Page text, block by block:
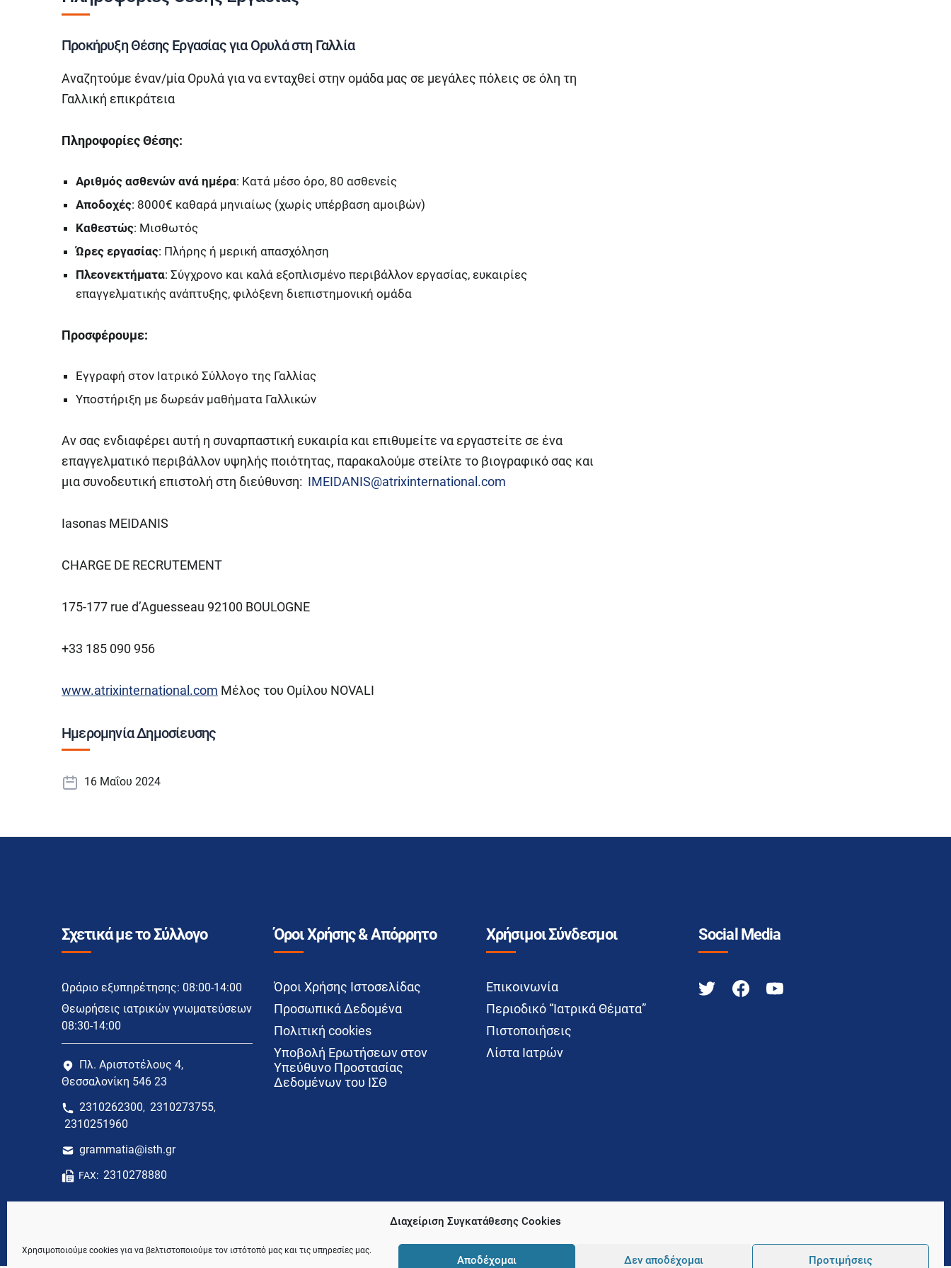
Διαχείριση Συγκατάθεσης Cookies
Χρησιμοποιούμε cookies για να βελτιστοποιούμε τον ιστότοπό μας και τις υπηρεσίες μας.
Αποδέχομαι Δεν αποδέχομαι Προτιμήσεις
Προκήρυξη Θέσης Εργασίας για Ορυλά στη Γαλλία
Αναζητούμε έναν/μία Ορυλά για να ενταχθεί στην ομάδα μας σε μεγάλες πόλεις σε όλη τη
Γαλλική επικράτεια
Πληροφορίες Θέσης:
Αριθμός ασθενών ανά ημέρα: Κατά μέσο όρο, 80 ασθενείς
Αποδοχές: 8000€ καθαρά μηνιαίως (χωρίς υπέρβαση αμοιβών)
Καθεστώς: Μισθωτός
Ώρες εργασίας: Πλήρης ή μερική απασχόληση
Πλεονεκτήματα: Σύγχρονο και καλά εξοπλισμένο περιβάλλον εργασίας, ευκαιρίες
επαγγελματικής ανάπτυξης, φιλόξενη διεπιστημονική ομάδα
Προσφέρουμε:
Εγγραφή στον Ιατρικό Σύλλογο της Γαλλίας
Υποστήριξη με δωρεάν μαθήματα Γαλλικών
Αν σας ενδιαφέρει αυτή η συναρπαστική ευκαιρία και επιθυμείτε να εργαστείτε σε ένα
επαγγελματικό περιβάλλον υψηλής ποιότητας, παρακαλούμε στείλτε το βιογραφικό σας και
μια συνοδευτική επιστολή στη διεύθυνση: IMEIDANIS@atrixinternational.com
Iasonas MEIDANIS
CHARGE DE RECRUTEMENT
175-177 rue d’Aguesseau 92100 BOULOGNE
+33 185 090 956
www.atrixinternational.com Μέλος του Ομίλου NOVALI
Ημερομηνία Δημοσίευσης
16 Μαΐου 2024
Σχετικά με το Σύλλογο
Ωράριο εξυπηρέτησης: 08:00-14:00
Θεωρήσεις ιατρικών γνωματεύσεων
08:30-14:00
Πλ. Αριστοτέλους 4,
Θεσσαλονίκη 546 23
2310262300, 2310273755,
2310251960
grammatia@isth.gr
FAX: 2310278880
Όροι Χρήσης & Απόρρητο
Όροι Χρήσης Ιστοσελίδας
Προσωπικά Δεδομένα
Πολιτική cookies
Υποβολή Ερωτήσεων στον
Υπεύθυνο Προστασίας
Δεδομένων του ΙΣΘ
Χρήσιμοι Σύνδεσμοι
Επικοινωνία
Περιοδικό “Ιατρικά Θέματα”
Πιστοποιήσεις
Λίστα Ιατρών
Social Media